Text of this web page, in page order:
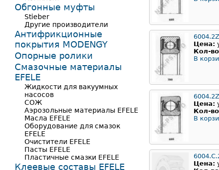
6004.2Z
Цена:
Кол-
В
Цена:
Кол-
В
Цена:
Обгонные муфты
Stieber
Другие производители
Антифрикционные
покрытия MODENGY
Опорные ролики
Смазочные материалы
EFELE
Жидкости для вакуумных
насосов
СОЖ
Аэрозольные материалы EFELE
Масла EFELE
Оборудование для смазок
EFELE
Очистители EFELE
Пасты EFELE
Пластичные смазки EFELE
Клеевые составы EFELE